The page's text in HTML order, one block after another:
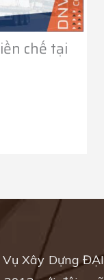
chế tại
Xây Dựng ĐẠI